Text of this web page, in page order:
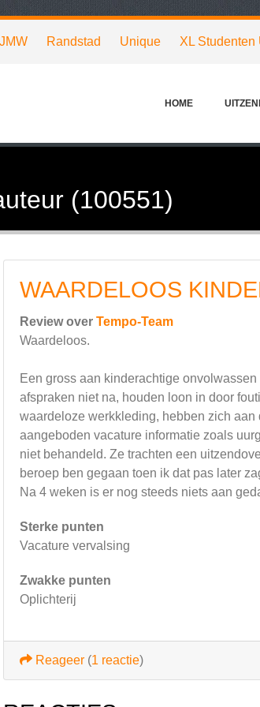
JMW Randstad Unique XL Studenten
HOME
(100551)
WAARDELOOS
Review over Tempo-Team
Waardeloos.
Een gross aan kinderachtige
afspraken niet na, houden loon in door
waardeloze werkkleding, hebben zich
aangeboden vacature informatie zoals
niet behandeld. Ze trachten een
beroep ben gegaan toen ik dat pas later
Na 4 weken is er nog steeds niets aan
Sterke punten
Vacature vervalsing
Zwakke punten
Oplichterij
Reageer (1 reactie)